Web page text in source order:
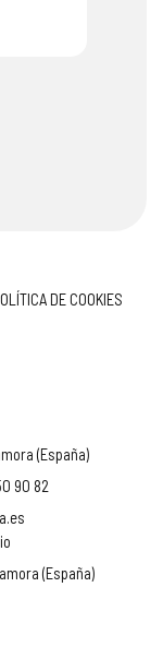
DE COOKIES
(España)
90 82
(España)